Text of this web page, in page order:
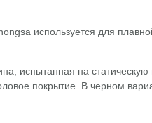
используется для
испытанная на статическую
покрытие. В черном